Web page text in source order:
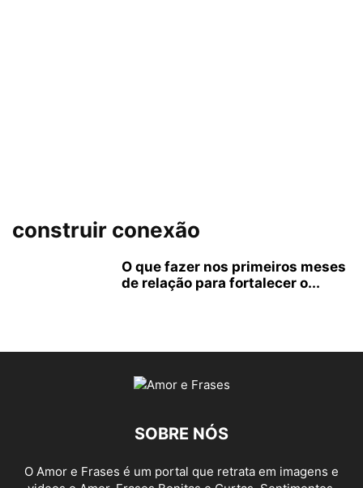
construir conexão
O que fazer nos primeiros meses
de relação para fortalecer o...
SOBRE NÓS
O Amor e Frases é um portal que retrata em imagens e